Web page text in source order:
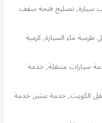
سيارة, تصليح فتحة سقف
ماء السيارة, كرمبة
سيارات متنقلة, خدمة
الكويت, خدمة بنشر, خدمة